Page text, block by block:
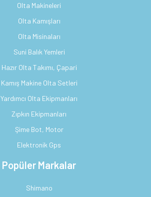
Olta Makineleri
Olta Kamışları
Olta Misinaları
Suni Balık Yemleri
Hazır Olta Takımı, Çapari
Kamış Makine Olta Setleri
Yardımcı Olta Ekipmanları
Zıpkın Ekipmanları
Şime Bot, Motor
Elektronik Gps
Popüler Markalar
Shimano